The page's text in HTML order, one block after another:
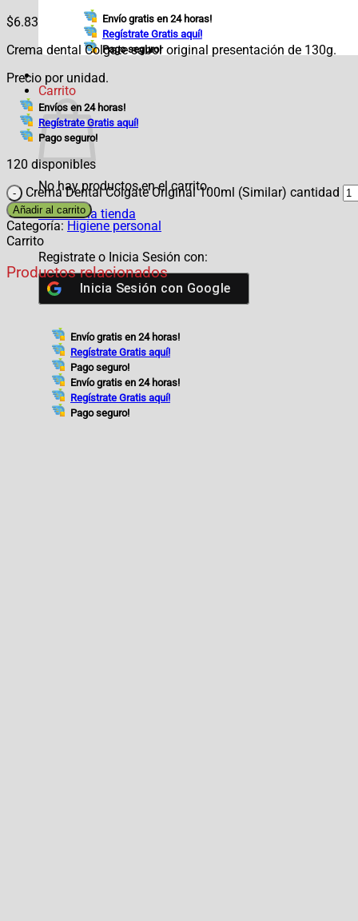
Envío gratis en 24 horas!
Regístrate Gratis aquí!
Pago seguro!
Carrito
No hay productos en el carrito.
Volver a la tienda
Registrate o Inicia Sesión con:
Inicia Sesión con Google
Envío gratis en 24 horas!
Regístrate Gratis aquí!
Pago seguro!
Envío gratis en 24 horas!
Regístrate Gratis aquí!
Pago seguro!
$6.83
Crema dental Colgate sabor original presentación de 130g.
Precio por unidad.
Envíos en 24 horas!
Regístrate Gratis aquí!
Pago seguro!
120 disponibles
Crema Dental Colgate Original 100ml (Similar) cantidad
Añadir al carrito
Categoría: Higiene personal
Carrito
Productos relacionados